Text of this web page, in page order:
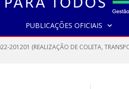
PUBLICAÇÕES OFICIAIS
201201 (REALIZAÇÃO DE COLETA,